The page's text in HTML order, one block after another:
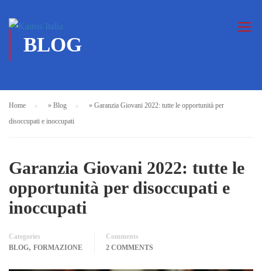
BLOG
Home » Blog » Garanzia Giovani 2022: tutte le opportunità per
disoccupati e inoccupati
Garanzia Giovani 2022: tutte le
opportunità per disoccupati e
inoccupati
Categories
BLOG, FORMAZIONE
Comments
2 COMMENTS